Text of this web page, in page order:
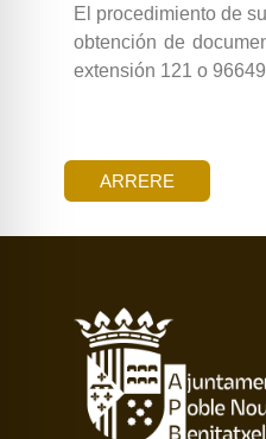
El procedimiento de
obtención de
extensión 121 o
ARRERE